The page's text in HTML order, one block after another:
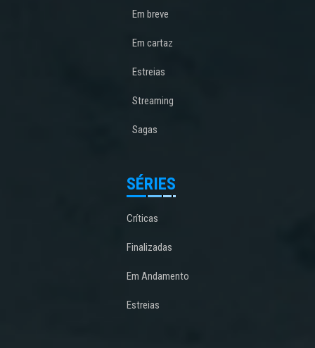
Em breve
Em cartaz
Estreias
Streaming
Sagas
SÉRIES
Críticas
Finalizadas
Em Andamento
Estreias